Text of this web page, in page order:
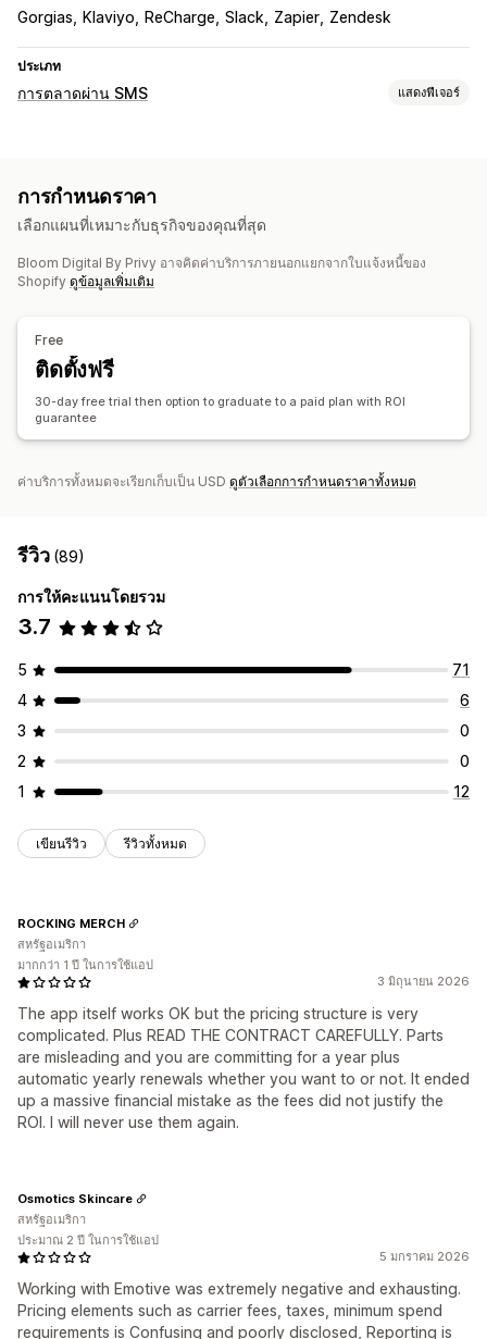
Gorgias Klaviyo ReCharge Slack Zapier Zendesk
ประเภท
การตลาดผ่าน SMS แสดงฟีเจอร์
การปฏิบัติตามข้อกำหนด
ข้อความที่กำหนดเวลาไว้ เทมเพลต การส่งข้อความแบบสองทาง
เมตริกคอนเวอร์ชัน
การติดตาม ROI การแบ่งกลุ่ม
เซกเมนต์ที่กำหนดเอง
การกู้คืนตะกร้าสินค้า
คำขอความคิดเห็น
การติดตามคำสั่งซื้อ
ข้อความต้อนรับ แคมเปญชนะกลับ
การกำหนดราคา
เลือกแผนที่เหมาะกับธุรกิจของคุณที่สุด
Bloom Digital By Privy อาจคิดค่าบริการภายนอกแยกจากใบแจ้งหนี้ของ
Shopify ดูข้อมูลเพิ่มเติม
Free
ติดตั้งฟรี
30-day free trial then option to graduate to a paid plan with ROI
guarantee
ค่าบริการทั้งหมดจะเรียกเก็บเป็น USD ดูตัวเลือกการกำหนดราคาทั้งหมด
รีวิว (89)
การให้คะแนนโดยรวม
3.7
5
71
4
6
3
0
2
0
1
12
เขียนรีวิว รีวิวทั้งหมด
3 มิถุนายน 2026
The app itself works OK but the pricing structure is very
complicated. Plus READ THE CONTRACT CAREFULLY. Parts
are misleading and you are committing for a year plus
automatic yearly renewals whether you want to or not. It ended
up a massive financial mistake as the fees did not justify the
ROI. I will never use them again.
ROCKING MERCH
สหรัฐอเมริกา
มากกว่า 1 ปี ในการใช้แอป
5 มกราคม 2026
Working with Emotive was extremely negative and exhausting.
Pricing elements such as carrier fees, taxes, minimum spend
requirements is Confusing and poorly disclosed, Reporting is
Osmotics Skincare
สหรัฐอเมริกา
ประมาณ 2 ปี ในการใช้แอป